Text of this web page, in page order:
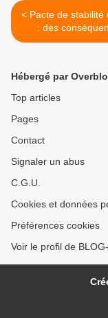
< Pacte de stabilité de Valls
: des
dramatiques
Hébergé par
Top articles
Pages
Contact
Signaler un abus
C.G.U.
Cookies et données
Préférences cookies
Voir le profil de